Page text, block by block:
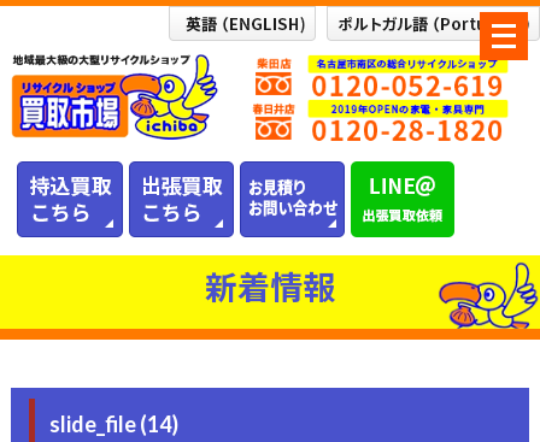
メ
ニ
ュ
ー
新着情報
slide_file (14)